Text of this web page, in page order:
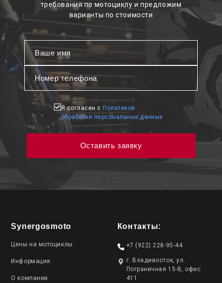
требования по мотоциклу и предложим
варианты по стоимости
Я согласен с Политикой
обработки персональных данных
Synergosmoto
Цены на мотоциклы
Информация
О компании
Контакты:
+7 (922) 228-95-44
г. Владивосток, ул.
Пограничная 15-В, офис
411